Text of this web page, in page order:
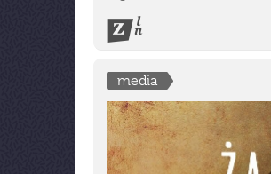
media